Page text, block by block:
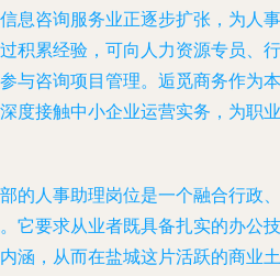
息咨询服务业正逐步扩张，为人事
积累经验，可向人力资源专员、行
与咨询项目管理。逅觅商务作为本
度接触中小企业运营实务，为职业
的人事助理岗位是一个融合行政、
它要求从业者既具备扎实的办公技
涵，从而在盐城这片活跃的商业土